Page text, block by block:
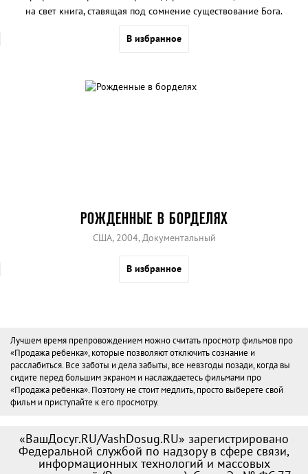
на свет книга, ставящая под сомнение существование Бога.
В избранное
РОЖДЕННЫЕ В БОРДЕЛЯХ
США, 2004, Документальный
В избранное
Лучшем время препровождением можно считать просмотр фильмов про
«Продажа ребенка», которые позволяют отключить сознание и
расслабиться. Все заботы и дела забыты, все невзгоды позади, когда вы
сидите перед большим экраном и наслаждаетесь фильмами про
«Продажа ребенка». Поэтому не стоит медлить, просто выберете свой
фильм и приступайте к его просмотру.
«ВашДосуг.RU/VashDosug.RU» зарегистрировано
Федеральной службой по надзору в сфере связи,
информационных технологий и массовых